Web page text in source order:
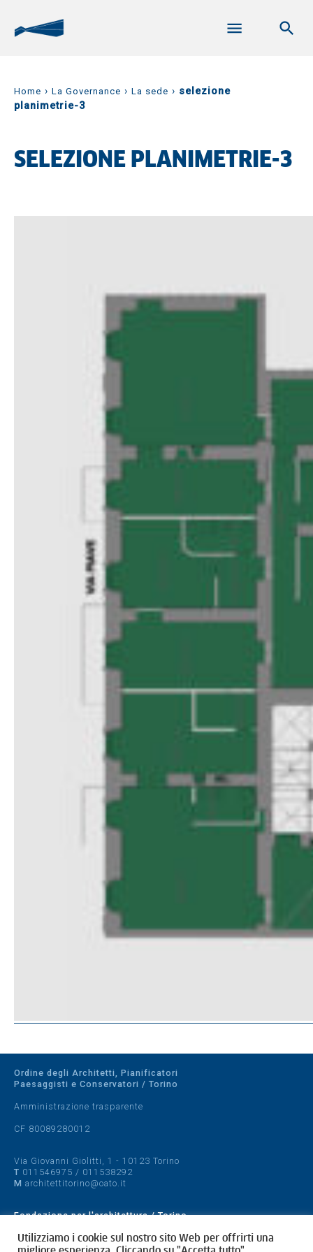
Home › La Governance › La sede › selezione
planimetrie-3
SELEZIONE PLANIMETRIE-3
Ordine degli Architetti, Pianificatori
Paesaggisti e Conservatori / Torino
Amministrazione trasparente
CF 80089280012
Via Giovanni Giolitti, 1 - 10123 Torino
T 011546975 / 011538292
M architettitorino@oato.it
Fondazione per l'architettura / Torino
Designed by quattrolinee.it
Utilizziamo i cookie sul nostro sito Web per offrirti una